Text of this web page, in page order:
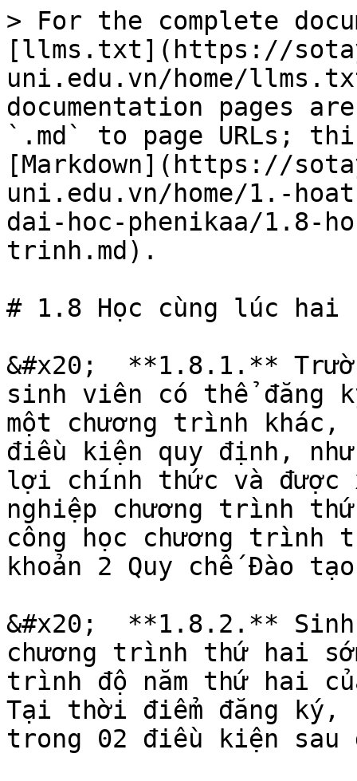
> For the complete
[llms.txt](https://
uni.edu.vn/home/
documentation pages
`.md` to page URLs;
[Markdown](https://
uni.edu.vn/home/1.-
dai-hoc-phenikaa/1.8-
trinh.md).
# 1.8 Học cùng lúc hai
&#x20;  **1.8.1.**
sinh viên có thể đăng
một chương trình khác,
điều kiện quy định,
lợi chính thức và được
nghiệp chương trình
công học chương
khoản 2 Quy chế Đào
&#x20;  **1.8.2.**
chương trình thứ hai
trình độ năm thứ hai
Tại thời điểm đăng ký,
trong 02 điều kiện sau